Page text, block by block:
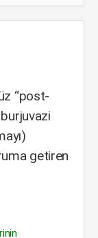
“post-
getiren